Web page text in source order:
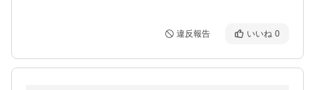
違反報告 いいね 0